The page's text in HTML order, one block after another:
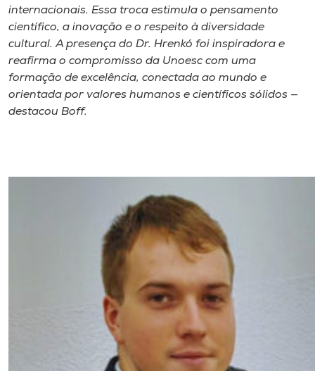
internacionais. Essa troca estimula o pensamento
científico, a inovação e o respeito à diversidade
cultural. A presença do Dr. Hrenkó foi inspiradora e
reafirma o compromisso da Unoesc com uma
formação de excelência, conectada ao mundo e
orientada por valores humanos e científicos sólidos —
destacou Boff.